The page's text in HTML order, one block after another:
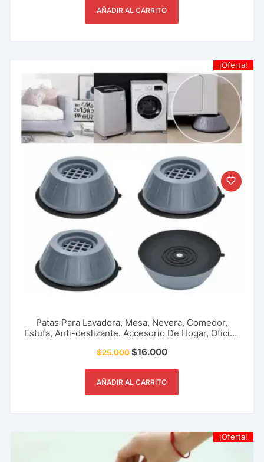
AÑADIR AL CARRITO
¡Oferta!
Patas Para Lavadora, Mesa, Nevera, Comedor,
Estufa, Anti-deslizante. Accesorio De Hogar, Oficina
$25.000$16.000
AÑADIR AL CARRITO
¡Oferta!